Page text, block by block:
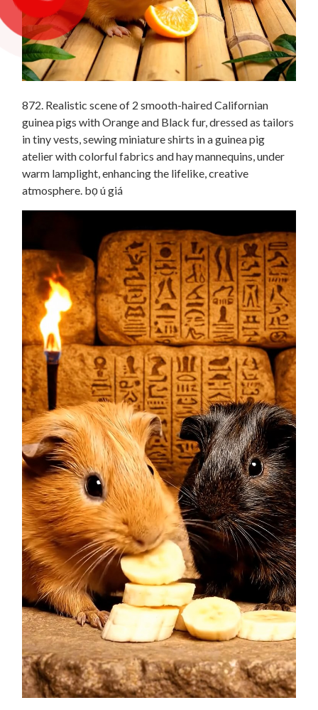
872. Realistic scene of 2 smooth-haired Californian
guinea pigs with Orange and Black fur, dressed as tailors
in tiny vests, sewing miniature shirts in a guinea pig
atelier with colorful fabrics and hay mannequins, under
warm lamplight, enhancing the lifelike, creative
atmosphere. bọ ú giá